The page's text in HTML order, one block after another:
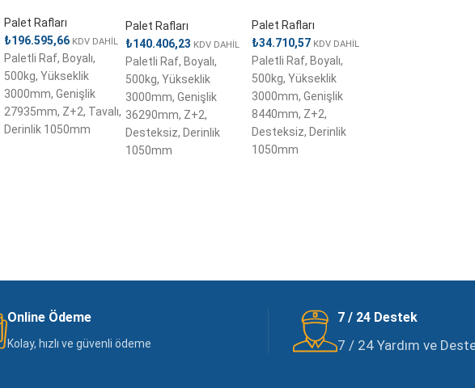
Palet Rafları
₺196.595,66 KDV DAHİL
Paletli Raf, Boyalı,
500kg, Yükseklik
3000mm, Genişlik
27935mm, Z+2, Tavalı,
Derinlik 1050mm
Palet Rafları
₺140.406,23 KDV DAHİL
Paletli Raf, Boyalı,
500kg, Yükseklik
3000mm, Genişlik
36290mm, Z+2,
Desteksiz, Derinlik
1050mm
Palet Rafları
₺34.710,57 KDV DAHİL
Paletli Raf, Boyalı,
500kg, Yükseklik
3000mm, Genişlik
8440mm, Z+2,
Desteksiz, Derinlik
1050mm
Online Ödeme
Kolay, hızlı ve güvenli ödeme
7 / 24 Destek
7 / 24 Yardım ve